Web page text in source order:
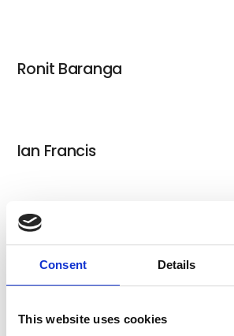
Consent Details
This website uses cookies
Ronit Baranga
Ian Francis
Case Maclaim
Anders Gjennestad